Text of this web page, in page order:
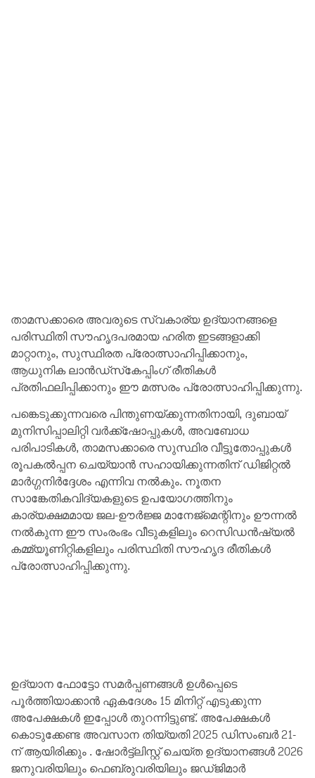
താമസക്കാരെ അവരുടെ സ്വകാര്യ ഉദ്യാനങ്ങളെ
പരിസ്ഥിതി സൗഹൃദപരമായ ഹരിത ഇടങ്ങളാക്കി
മാറ്റാനും, സുസ്ഥിരത പ്രോത്സാഹിപ്പിക്കാനും,
ആധുനിക ലാൻഡ്‌സ്‌കേപ്പിംഗ് രീതികൾ
പ്രതിഫലിപ്പിക്കാനും ഈ മത്സരം പ്രോത്സാഹിപ്പിക്കുന്നു.
പങ്കെടുക്കുന്നവരെ പിന്തുണയ്ക്കുന്നതിനായി, ദുബായ്
മുനിസിപ്പാലിറ്റി വർക്ക്‌ഷോപ്പുകൾ, അവബോധ
പരിപാടികൾ, താമസക്കാരെ സുസ്ഥിര വീട്ടുതോപ്പുകൾ
രൂപകൽപ്പന ചെയ്യാൻ സഹായിക്കുന്നതിന് ഡിജിറ്റൽ
മാർഗ്ഗനിർദ്ദേശം എന്നിവ നൽകും. നൂതന
സാങ്കേതികവിദ്യകളുടെ ഉപയോഗത്തിനും
കാര്യക്ഷമമായ ജല-ഊർജ്ജ മാനേജ്‌മെന്റിനും ഊന്നൽ
നൽകുന്ന ഈ സംരംഭം വീടുകളിലും റെസിഡൻഷ്യൽ
കമ്മ്യൂണിറ്റികളിലും പരിസ്ഥിതി സൗഹൃദ രീതികൾ
പ്രോത്സാഹിപ്പിക്കുന്നു.
ഉദ്യാന ഫോട്ടോ സമർപ്പണങ്ങൾ ഉൾപ്പെടെ
പൂർത്തിയാക്കാൻ ഏകദേശം 15 മിനിറ്റ് എടുക്കുന്ന
അപേക്ഷകൾ ഇപ്പോൾ തുറന്നിട്ടുണ്ട്. അപേക്ഷകൾ
കൊടുക്കേണ്ട അവസാന തിയ്യതി 2025 ഡിസംബർ 21-
ന് ആയിരിക്കും . ഷോർട്ട്‌ലിസ്റ്റ് ചെയ്ത ഉദ്യാനങ്ങൾ 2026
ജനുവരിയിലും ഫെബ്രുവരിയിലും ജഡ്ജിമാർ